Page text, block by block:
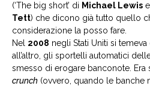
(‘The big short’ di Michael Lewis
Tett) che dicono già tutto quello
considerazione la posso fare.
Nel 2008 negli Stati Uniti si
all’altro, gli sportelli automatici
smesso di erogare banconote. Era
crunch (ovvero, quando le banche